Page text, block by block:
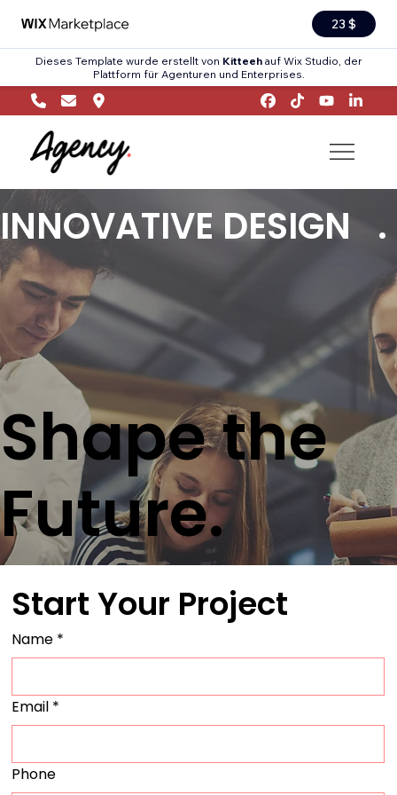
23 $
Dieses Template wurde erstellt von Kitteehauf Wix Studio, der
Plattform für Agenturen und Enterprises.